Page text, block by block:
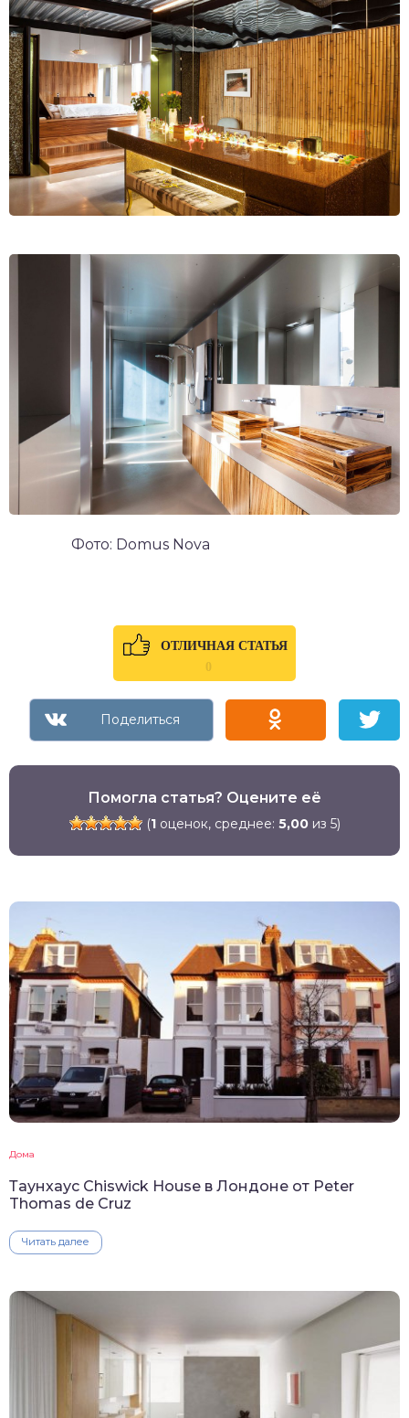
Фото: Domus Nova
ОТЛИЧНАЯ СТАТЬЯ
0
Помогла статья? Оцените её
(1оценок, среднее: 5,00из 5)
Дома
Таунхаус Chiswick House в Лондоне от Peter
Thomas de Cruz
Читать далее